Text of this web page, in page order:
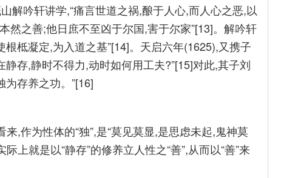
解吟轩讲学,“痛言世道之祸,酿于人心,而人心之恶,以
然之善;他日庶不至凶于尔国,害于尔家”[13]。解吟轩
柢凝定,为入道之基”[14]。天启六年(1625),又携子
存,静时不得力,动时如何用工夫?”[15]对此,其子刘
存养之功。”[16]
,作为性体的“独”,是“莫见莫显,是思虑未起,鬼神莫
上就是以“静存”的修养立人性之“善”,从而以“善”来